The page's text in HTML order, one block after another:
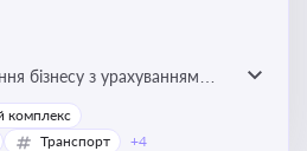
бізнесу з урахуванням
управлінських факторів
сталості
комплекс
Транспорт +4